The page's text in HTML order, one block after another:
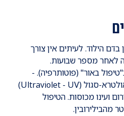
בדם הילוד. לעיתים אין צורך
לאחר מספר שבועות.
באור" (פוטותרפיה). -
השכבת התינוק מתחת לאור אולטרא-סגול (Ultraviolet - UV)
עירום ועינו מכוסות. הטיפול
מהבילירובין.